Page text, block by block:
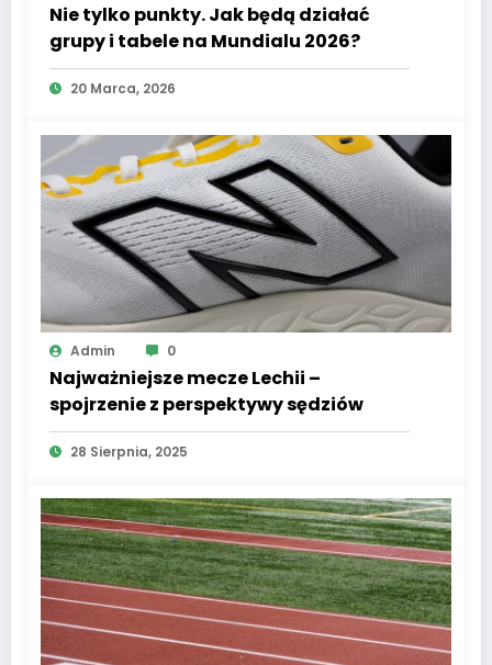
Nie tylko punkty. Jak będą działać
grupy i tabele na Mundialu 2026?
20 Marca, 2026
Admin 0
Najważniejsze mecze Lechii –
spojrzenie z perspektywy sędziów
28 Sierpnia, 2025